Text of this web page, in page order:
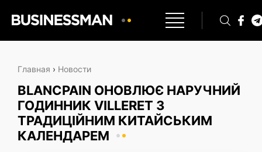
Главная › Новости
BLANCPAIN ОНОВЛЮЄ НАРУЧНИЙ
ГОДИННИК VILLERET З
ТРАДИЦІЙНИМ КИТАЙСЬКИМ
КАЛЕНДАРЕМ